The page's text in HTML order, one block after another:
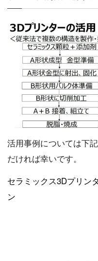
活用事例については下
だければ幸いです。
セラミックス3Dプリン
ン